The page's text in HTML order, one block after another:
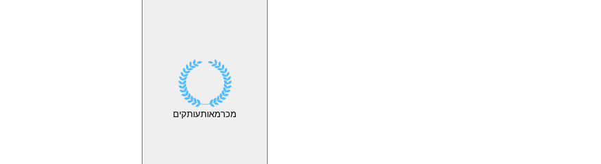
מכרמאותעותקים